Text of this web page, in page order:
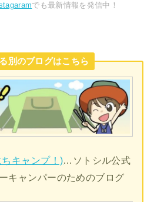
でも最新情報を発信中！
別のブログはこちら
キャンプ！)…ソトシル公式
キャンパーのためのブログ